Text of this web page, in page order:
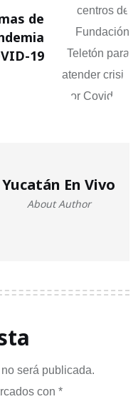
de
19
Yucatán En Vivo
About Author
será publicada.
con *